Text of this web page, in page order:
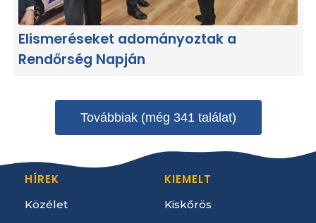
Elismeréseket adományoztak a
Rendőrség Napján
Továbbiak (még 341 találat)
HÍREK
Közélet
KIEMELT
Kiskőrös